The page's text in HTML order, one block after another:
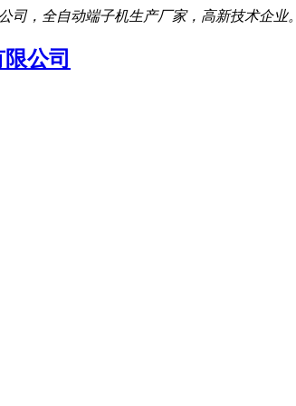
司，全自动端子机生产厂家，高新技术企业。